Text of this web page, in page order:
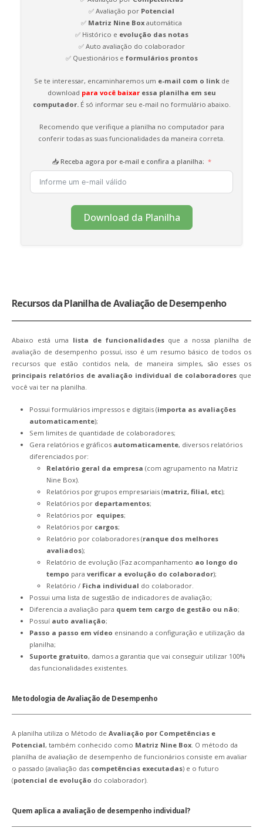
✅ Avaliação por Potencial
✅ Matriz Nine Box automática
✅ Histórico e evolução das notas
✅ Auto avaliação do colaborador
✅ Questionários e formulários prontos
Se te interessar, encaminharemos um e-mail com o linkde
download para você baixaressa planilha em seu
computador. É só informar seu e-mail no formulário abaixo.
Recomendo que verifique a planilha no computador para
conferir todas as suas funcionalidades da maneira correta.
📥 Receba agora por e-mail e confira a planilha:
Download da Planilha
Recursos da Planilha de Avaliação de Desempenho
Abaixo está uma lista de funcionalidadesque a nossa planilha de
avaliação de desempenho possuí, isso é um resumo básico de todos os
recursos que estão contidos nela, de maneira simples, são esses os
principais relatórios de avaliação individual de colaboradores que
você vai ter na planilha.
Possui formulários impressos e digitais (importa as avaliações
automaticamente);
Sem limites de quantidade de colaboradores;
Gera relatórios e gráficos automaticamente, diversos relatórios
diferenciados por:
Relatório geral da empresa (com agrupamento na Matriz
Nine Box).
Relatórios por grupos empresariais (matriz, filial, etc);
Relatórios por departamentos;
Relatórios por equipes;
Relatórios por cargos;
Relatório por colaboradores (ranque dos melhores
avaliados);
Relatório de evolução (Faz acompanhamento ao longo do
tempo paraverificar a evolução do colaborador);
Relatório / Ficha individual do colaborador.
Possui uma lista de sugestão de indicadores de avaliação;
Diferencia a avaliação para quem tem cargo de gestão ou não;
Possuí auto avaliação;
Passo a passo em vídeo ensinando a configuração e utilização da
planilha;
Suporte gratuito, damos a garantia que vai conseguir utilizar 100%
das funcionalidades existentes.
Metodologia de Avaliação de Desempenho
A planilha utiliza o Método de Avaliação por Competências e
Potencial, também conhecido como Matriz Nine Box. O método da
planilha de avaliação de desempenho de funcionários consiste em avaliar
o passado (avaliação das competências executadas) e o futuro
(potencial de evolução do colaborador).
Quem aplica a avaliação de desempenho individual?